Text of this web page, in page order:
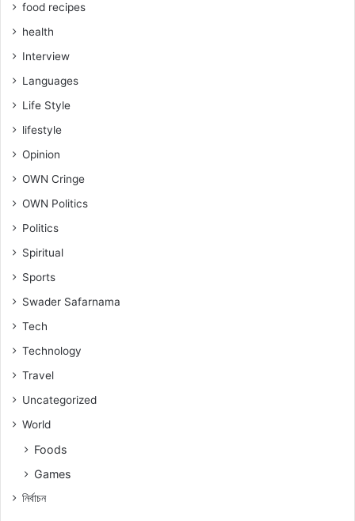
food recipes
health
Interview
Languages
Life Style
lifestyle
Opinion
OWN Cringe
OWN Politics
Politics
Spiritual
Sports
Swader Safarnama
Tech
Technology
Travel
Uncategorized
World
Foods
Games
নিৰ্বাচন